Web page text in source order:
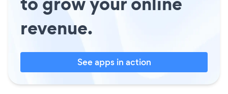
revenue.
See apps in action